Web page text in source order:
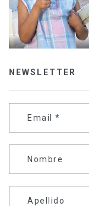
NEWSLETTER
Email *
Nombre
Apellido